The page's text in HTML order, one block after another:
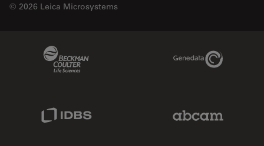
© 2026 Leica Microsystems
Genedata Link